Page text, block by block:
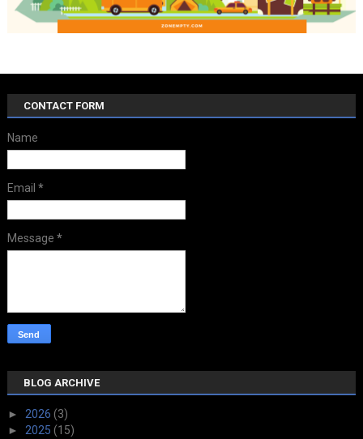
CONTACT FORM
Name
Email *
Message *
BLOG ARCHIVE
► 2026 (3)
► 2025 (15)